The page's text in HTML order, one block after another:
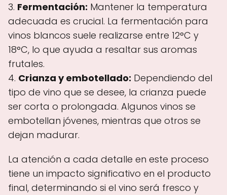
3. Fermentación: Mantener la temperatura
adecuada es crucial. La fermentación para
vinos blancos suele realizarse entre 12°C y
18°C, lo que ayuda a resaltar sus aromas
frutales.
4. Crianza y embotellado: Dependiendo del
tipo de vino que se desee, la crianza puede
ser corta o prolongada. Algunos vinos se
embotellan jóvenes, mientras que otros se
dejan madurar.
La atención a cada detalle en este proceso
tiene un impacto significativo en el producto
final, determinando si el vino será fresco y